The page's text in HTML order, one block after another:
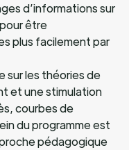
d’informations sur
être
plus facilement par
sur les théories de
et une stimulation
courbes de
du programme est
pédagogique